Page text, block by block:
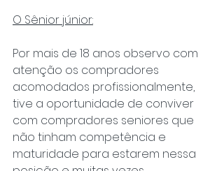
O Sênior júnior:
Por mais de 18 anos observo com
atenção os compradores
acomodados profissionalmente,
tive a oportunidade de conviver
com compradores seniores que
não tinham competência e
maturidade para estarem nessa